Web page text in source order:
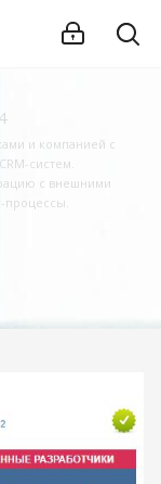
и компанией с
систем.
с внешними
процессы.